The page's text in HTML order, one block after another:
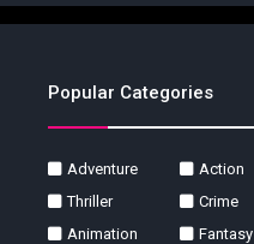
Popular Categories
Adventure
Action
Thriller
Crime
Animation
Fantasy